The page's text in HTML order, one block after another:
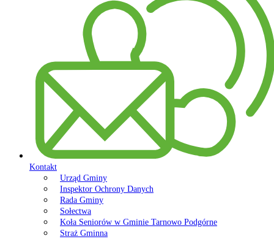
Kontakt
Urząd Gminy
Inspektor Ochrony Danych
Rada Gminy
Sołectwa
Koła Seniorów w Gminie Tarnowo Podgórne
Straż Gminna